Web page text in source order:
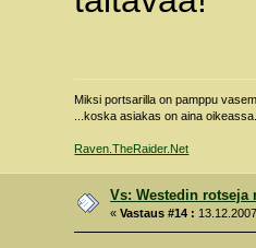
Miksi portsarilla on pamppu
...koska asiakas on aina
Raven.TheRaider.Net
Vs: Westedin rotseja
«Vastaus #14 :